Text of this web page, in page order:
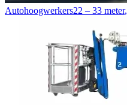
Autohoogwerkers22 – 33 meter,